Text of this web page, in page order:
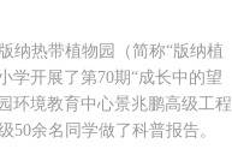
纳热带植物园（简称“版纳植
学开展了第70期“成长中的望
环境教育中心景兆鹏高级工程
50余名同学做了科普报告。